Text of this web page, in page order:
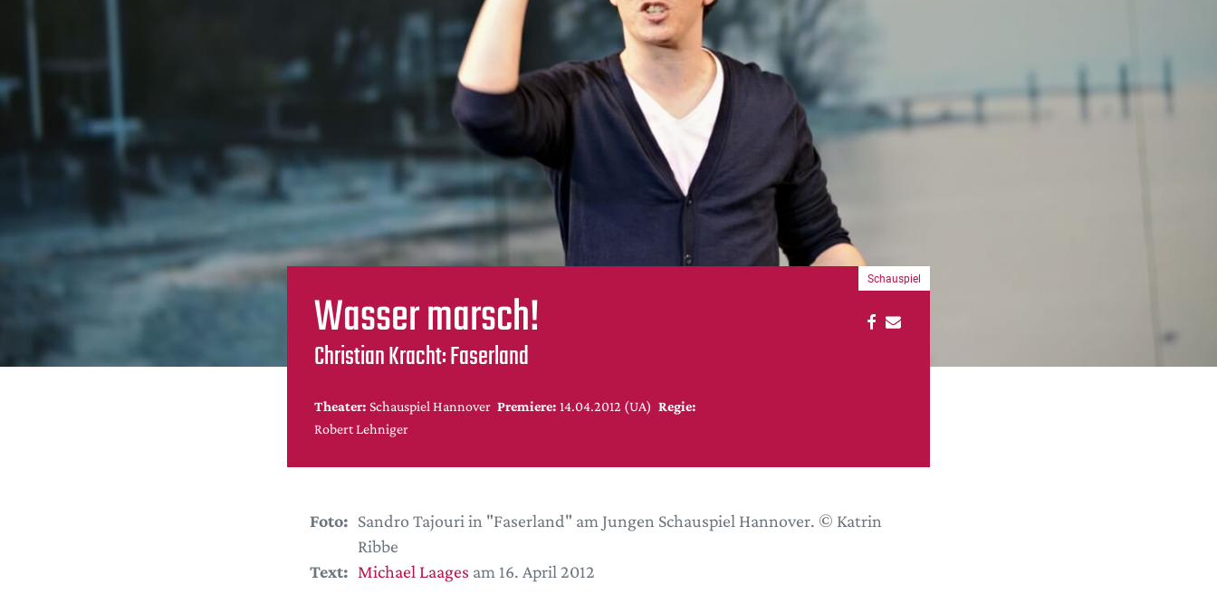
Wasser marsch!
Christian Kracht: Faserland
Theater: Schauspiel Hannover Premiere: 14.04.2012 (UA) Regie:
Robert Lehniger
Schauspiel
Foto: Sandro Tajouri in "Faserland" am Jungen Schauspiel Hannover. © Katrin
Ribbe
Text: Michael Laages am 16. April 2012